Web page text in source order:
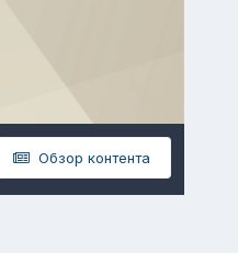
Обзор контента